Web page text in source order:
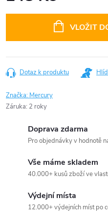
VLOŽIT
Dotaz k produktu
Značka: Mercury
Záruka: 2 roky
Doprava zdarma
Pro objednávky v hodnotě
Vše máme skladem
40.000+ kusů zboží ve
Výdejní místa
12.000+ výdejních míst po